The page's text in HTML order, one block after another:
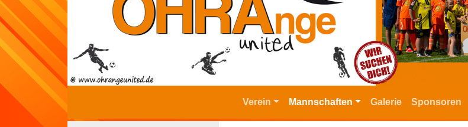
Verein Mannschaften Galerie Sponsoren